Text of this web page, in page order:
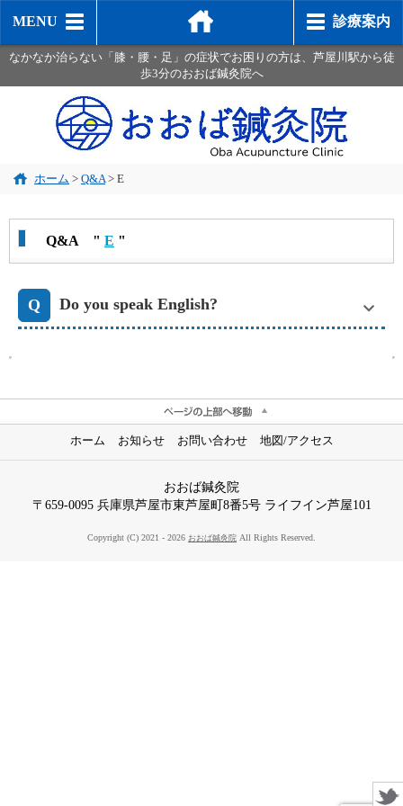
MENU 診療案内
なかなか治らない「膝・腰・足」の症状でお困りの方は、芦屋川駅から徒
歩3分のおおば鍼灸院へ
ホーム > Q&A> E
Q&A " E "
Do you speak English?
ホーム お知らせ お問い合わせ 地図/アクセス
おおば鍼灸院
〒659-0095 兵庫県芦屋市東芦屋町8番5号 ライフイン芦屋101
Copyright (C) 2021 - 2026 おおば鍼灸院 All Rights Reserved.